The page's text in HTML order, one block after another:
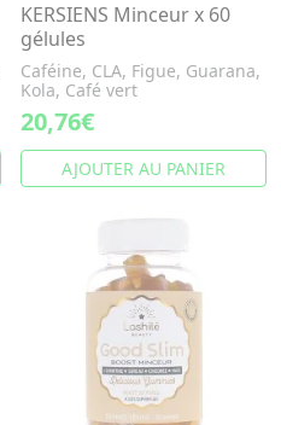
KERSIENS Minceur x 60
gélules
Caféine, CLA, Figue, Guarana,
Kola, Café vert
20,76€
AJOUTER AU PANIER